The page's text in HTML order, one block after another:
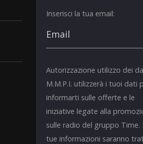
Inserisci la tua email:
Autorizzazione utilizzo dei
M.M.P.I. utilizzerà i tuoi dati
informarti sulle offerte e le
iniziative legate alla
sulle radio del gruppo Time.
tue informazioni saranno